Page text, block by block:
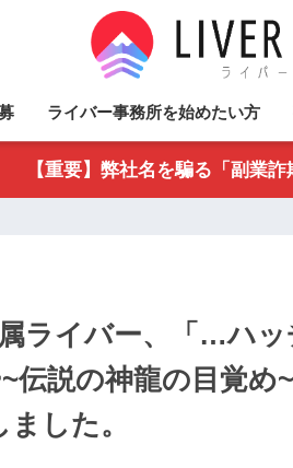
ライバー事務所を始めたい方
【重要】弊社名を騙る「副業
ライバー、「…ハ
伝説の神龍の目覚め
した。